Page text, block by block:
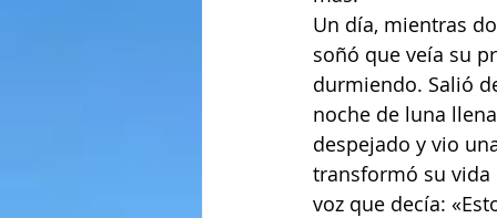
Un día, mientras
soñó que veía su
durmiendo. Salió
noche de luna
despejado y vio
transformó su
voz que decía: